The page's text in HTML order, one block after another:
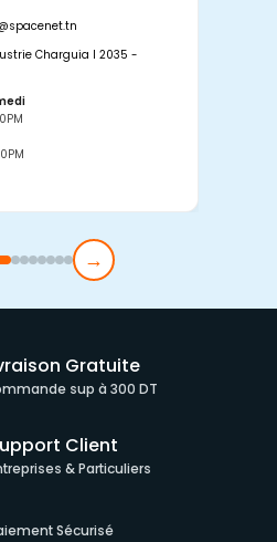
Charguia I 2035 -
→
Gratuite
sup à 300 DT
Client
& Particuliers
Sécurisé